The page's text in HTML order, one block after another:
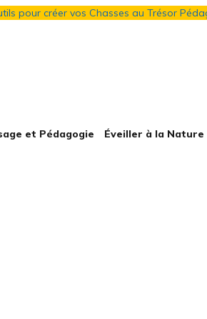
pour créer vos Chasses au Trésor
et Pédagogie Éveiller à la Nature